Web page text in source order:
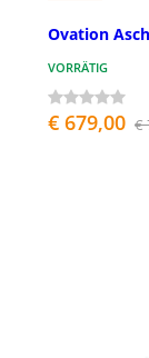
Ovation
VORRÄTIG
€ 679,00 €